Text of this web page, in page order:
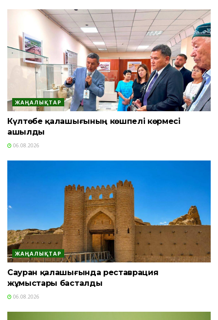
ЖАҢАЛЫҚТАР
Күлтөбе қалашығының көшпелі көрмесі
ашылды
06.08.2026
ЖАҢАЛЫҚТАР
Сауран қалашығында реставрация
жұмыстары басталды
06.08.2026